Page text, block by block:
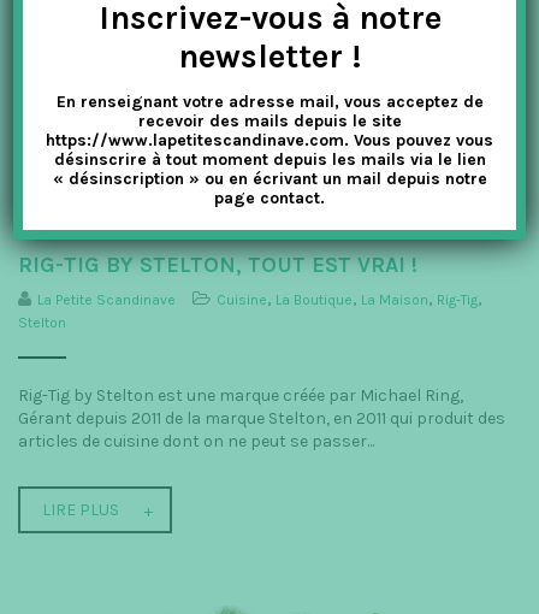
RIG-TIG BY STELTON, TOUT EST VRAI !
La Petite Scandinave Cuisine, La Boutique, La Maison, Rig-Tig,
Stelton
Rig-Tig by Stelton est une marque créée par Michael Ring,
Gérant depuis 2011 de la marque Stelton, en 2011 qui produit des
articles de cuisine dont on ne peut se passer...
LIRE PLUS
Inscrivez-vous à notre
newsletter !
En renseignant votre adresse mail, vous acceptez de
recevoir des mails depuis le site
https://www.lapetitescandinave.com. Vous pouvez vous
désinscrire à tout moment depuis les mails via le lien
« désinscription » ou en écrivant un mail depuis notre
page contact.